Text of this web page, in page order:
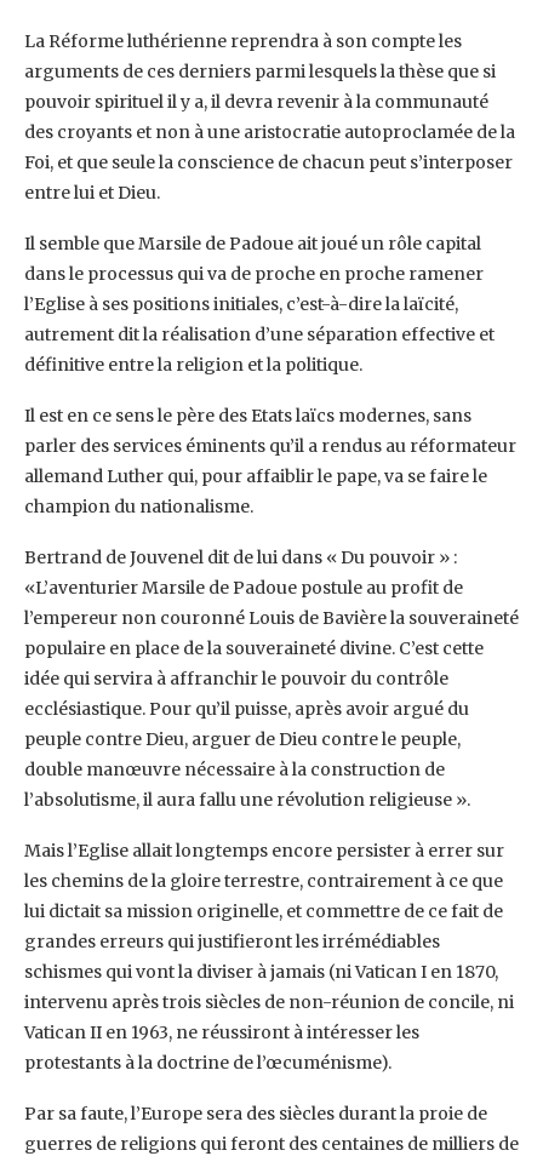
La Réforme luthérienne reprendra à son compte les
arguments de ces derniers parmi lesquels la thèse que si
pouvoir spirituel il y a, il devra revenir à la communauté
des croyants et non à une aristocratie autoproclamée de la
Foi, et que seule la conscience de chacun peut s’interposer
entre lui et Dieu.
Il semble que Marsile de Padoue ait joué un rôle capital
dans le processus qui va de proche en proche ramener
l’Eglise à ses positions initiales, c’est-à-dire la laïcité,
autrement dit la réalisation d’une séparation effective et
définitive entre la religion et la politique.
Il est en ce sens le père des Etats laïcs modernes, sans
parler des services éminents qu’il a rendus au réformateur
allemand Luther qui, pour affaiblir le pape, va se faire le
champion du nationalisme.
Bertrand de Jouvenel dit de lui dans « Du pouvoir » :
«L’aventurier Marsile de Padoue postule au profit de
l’empereur non couronné Louis de Bavière la souveraineté
populaire en place de la souveraineté divine. C’est cette
idée qui servira à affranchir le pouvoir du contrôle
ecclésiastique. Pour qu’il puisse, après avoir argué du
peuple contre Dieu, arguer de Dieu contre le peuple,
double manœuvre nécessaire à la construction de
l’absolutisme, il aura fallu une révolution religieuse ».
Mais l’Eglise allait longtemps encore persister à errer sur
les chemins de la gloire terrestre, contrairement à ce que
lui dictait sa mission originelle, et commettre de ce fait de
grandes erreurs qui justifieront les irrémédiables
schismes qui vont la diviser à jamais (ni Vatican I en 1870,
intervenu après trois siècles de non-réunion de concile, ni
Vatican II en 1963, ne réussiront à intéresser les
protestants à la doctrine de l’œcuménisme).
Par sa faute, l’Europe sera des siècles durant la proie de
guerres de religions qui feront des centaines de milliers de